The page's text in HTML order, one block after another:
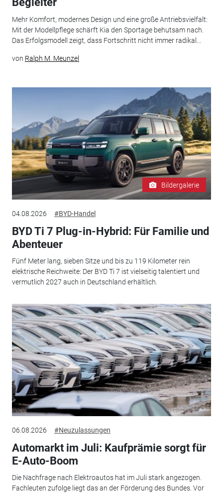
Mehr Komfort, modernes Design und eine große Antriebsvielfalt:
Mit der Modellpflege schärft Kia den Sportage behutsam nach.
Das Erfolgsmodell zeigt, dass Fortschritt nicht immer radikal...
von Ralph M. Meunzel
Bildergalerie
04.08.2026 #BYD-Handel
BYD Ti 7 Plug-in-Hybrid: Für Familie und
Abenteuer
Fünf Meter lang, sieben Sitze und bis zu 119 Kilometer rein
elektrische Reichweite: Der BYD Ti 7 ist vielseitig talentiert und
vermutlich 2027 auch in Deutschland erhältlich.
06.08.2026 #Neuzulassungen
Automarkt im Juli: Kaufprämie sorgt für
E-Auto-Boom
Die Nachfrage nach Elektroautos hat im Juli stark angezogen.
Fachleuten zufolge liegt das an der Förderung des Bundes. Vor